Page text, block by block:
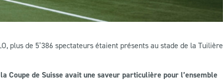
plus de 5’386 spectateurs étaient présents au stade de la Tuilière
de Suisse avait une saveur particulière pour l’ensemble